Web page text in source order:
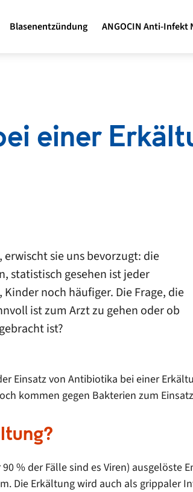
Blasenentzündung ANGOCIN Anti-Infekt
einer
sie uns bevorzugt: die
statistisch gesehen ist jeder
noch häufiger. Die Frage, die
ist zum Arzt zu gehen oder ob
ist?
Einsatz von Antibiotika bei einer
kommen gegen Bakterien zum
% der Fälle sind es Viren) ausgelöste
Die Erkältung wird auch als grippaler